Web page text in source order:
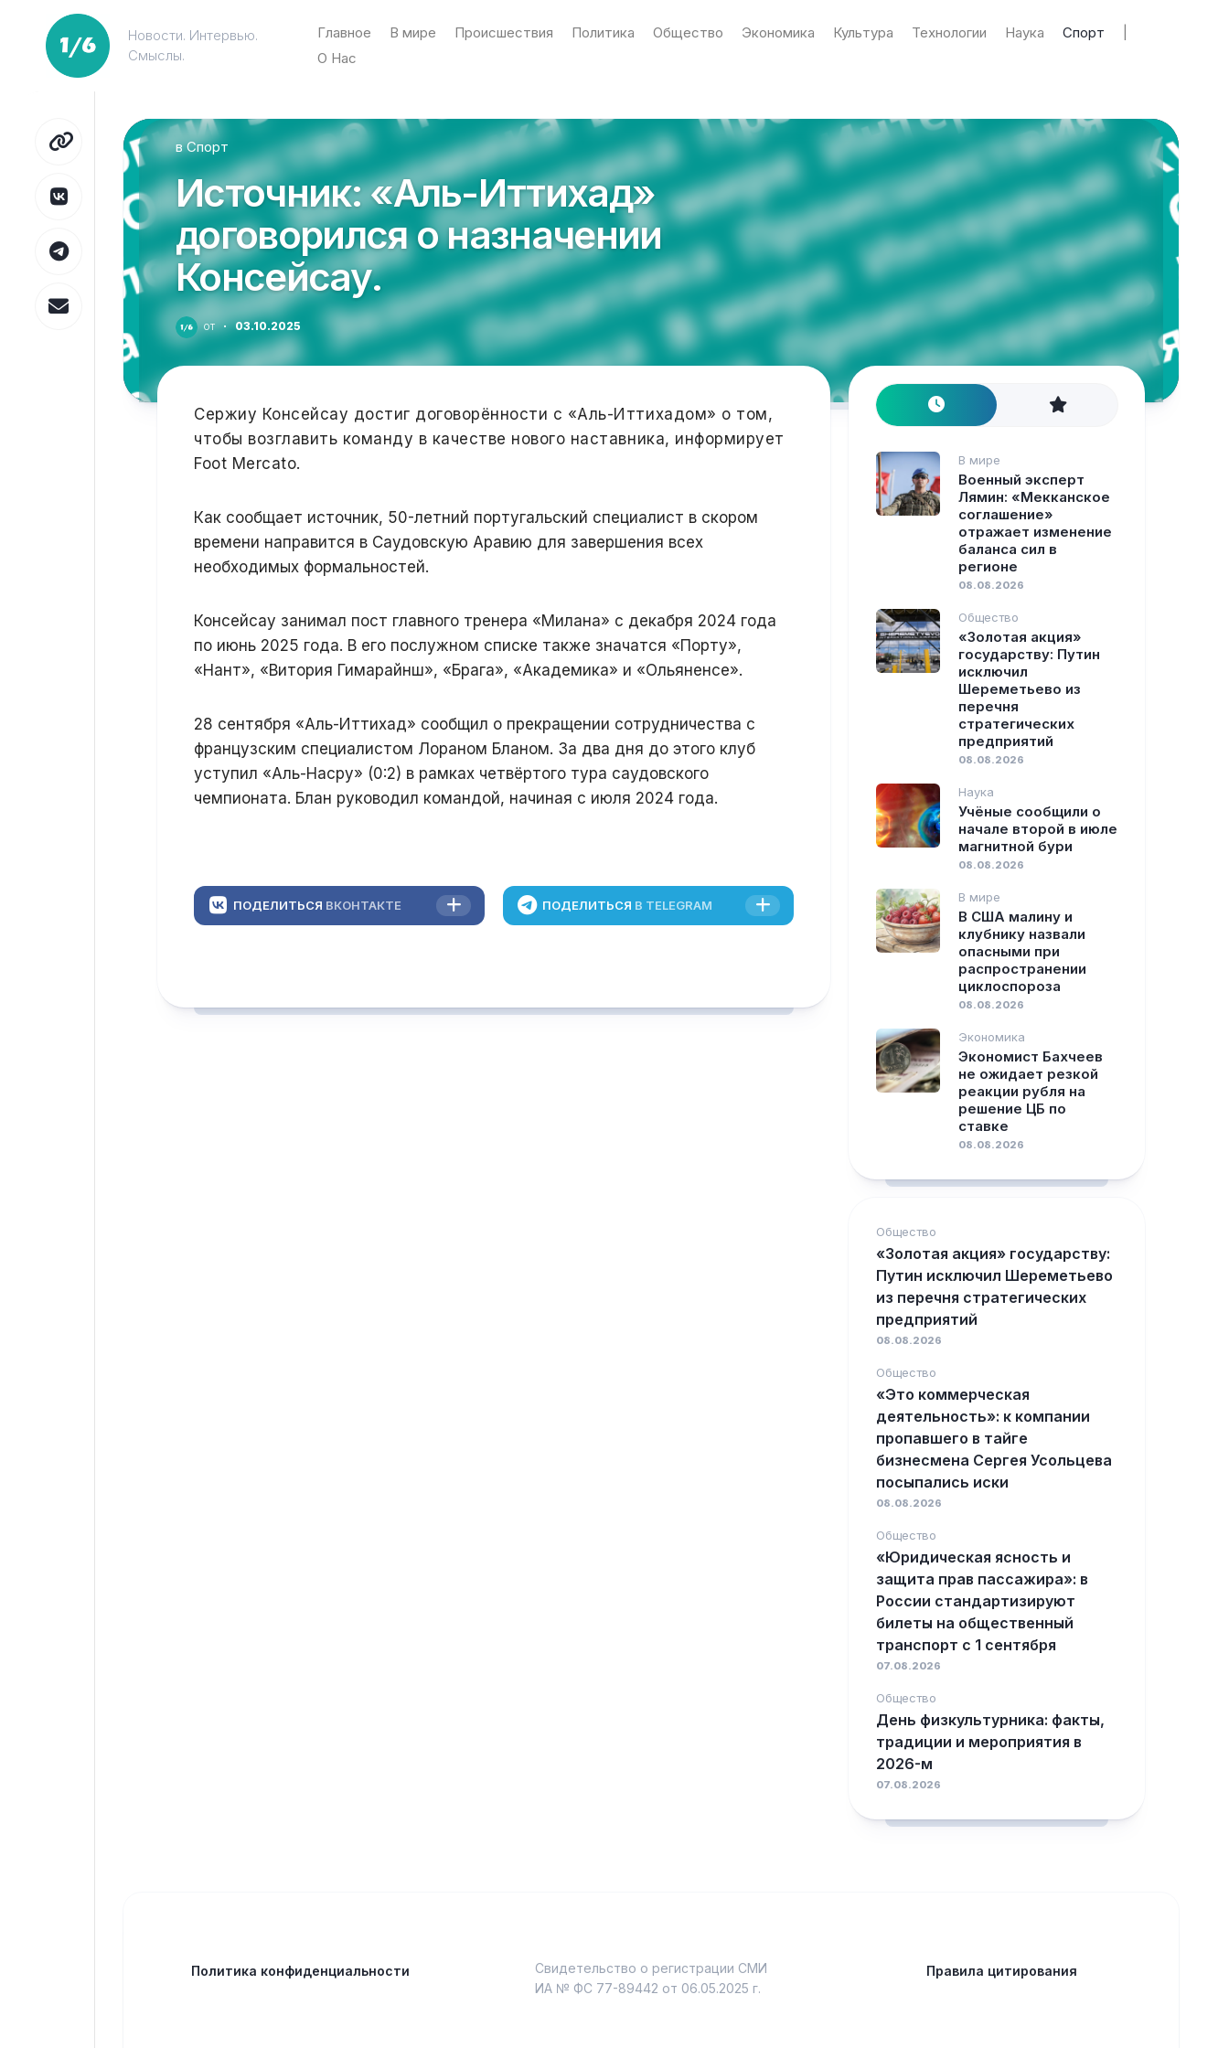
содержанию
Новости. Интервью.
Смыслы.
Главное В мире Происшествия Политика Общество Экономика Культура Технологии Наука Спорт
О Нас
вСпорт
Источник: «Аль-Иттихад»
договорился о назначении
Консейсау.
от · 03.10.2025
Сержиу Консейсау достиг договорённости с «Аль-Иттихадом» о том,
чтобы возглавить команду в качестве нового наставника, информирует
Foot Mercato.
Как сообщает источник, 50-летний португальский специалист в скором
времени направится в Саудовскую Аравию для завершения всех
необходимых формальностей.
Консейсау занимал пост главного тренера «Милана» с декабря 2024 года
по июнь 2025 года. В его послужном списке также значатся «Порту»,
«Нант», «Витория Гимарайнш», «Брага», «Академика» и «Ольяненсе».
28 сентября «Аль-Иттихад» сообщил о прекращении сотрудничества с
французским специалистом Лораном Бланом. За два дня до этого клуб
уступил «Аль-Насру» (0:2) в рамках четвёртого тура саудовского
чемпионата. Блан руководил командой, начиная с июля 2024 года.
ПОДЕЛИТЬСЯ ВКОНТАКТЕ ПОДЕЛИТЬСЯ В TELEGRAM
В мире
Военный эксперт
Лямин: «Мекканское
соглашение»
отражает изменение
баланса сил в
регионе
08.08.2026
Общество
«Золотая акция»
государству: Путин
исключил
Шереметьево из
перечня
стратегических
предприятий
08.08.2026
Наука
Учёные сообщили о
начале второй в июле
магнитной бури
08.08.2026
В мире
В США малину и
клубнику назвали
опасными при
распространении
циклоспороза
08.08.2026
Экономика
Экономист Бахчеев
не ожидает резкой
реакции рубля на
решение ЦБ по
ставке
08.08.2026
Общество
«Золотая акция» государству:
Путин исключил Шереметьево
из перечня стратегических
предприятий
08.08.2026
Общество
«Это коммерческая
деятельность»: к компании
пропавшего в тайге
бизнесмена Сергея Усольцева
посыпались иски
08.08.2026
Общество
«Юридическая ясность и
защита прав пассажира»: в
России стандартизируют
билеты на общественный
транспорт с 1 сентября
07.08.2026
Общество
День физкультурника: факты,
традиции и мероприятия в
2026-м
07.08.2026
Политика конфиденциальности
Свидетельство о регистрации СМИ
ИА № ФС 77-89442 от 06.05.2025 г.
Правила цитирования